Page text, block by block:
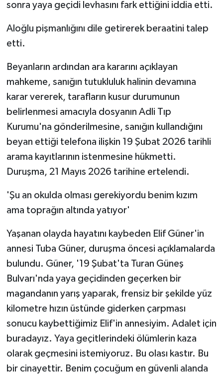
sonra yaya geçidi levhasını fark ettiğini iddia etti.
Aloğlu pişmanlığını dile getirerek beraatini talep
etti.
Beyanların ardından ara kararını açıklayan
mahkeme, sanığın tutukluluk halinin devamına
karar vererek, tarafların kusur durumunun
belirlenmesi amacıyla dosyanın Adli Tıp
Kurumu'na gönderilmesine, sanığın kullandığını
beyan ettiği telefona ilişkin 19 Şubat 2026 tarihli
arama kayıtlarının istenmesine hükmetti.
Duruşma, 21 Mayıs 2026 tarihine ertelendi.
'Şu an okulda olması gerekiyordu benim kızım
ama toprağın altında yatıyor'
Yaşanan olayda hayatını kaybeden Elif Güner'in
annesi Tuba Güner, duruşma öncesi açıklamalarda
bulundu. Güner, '19 Şubat'ta Turan Güneş
Bulvarı'nda yaya geçidinden geçerken bir
magandanın yarış yaparak, frensiz bir şekilde yüz
kilometre hızın üstünde giderken çarpması
sonucu kaybettiğimiz Elif'in annesiyim. Adalet için
buradayız. Yaya geçitlerindeki ölümlerin kaza
olarak geçmesini istemiyoruz. Bu olası kastır. Bu
bir cinayettir. Benim çocuğum en güvenli alanda